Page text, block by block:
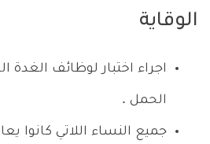
الوقاية
اجراء اختبار لوظائف الغدة
الحمل .
جميع النساء اللاتي كانوا